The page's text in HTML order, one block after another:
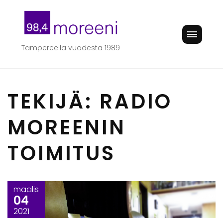
content
Tampereella vuodesta 1989
TEKIJÄ: RADIO
MOREENIN
TOIMITUS
maalis
04
2021